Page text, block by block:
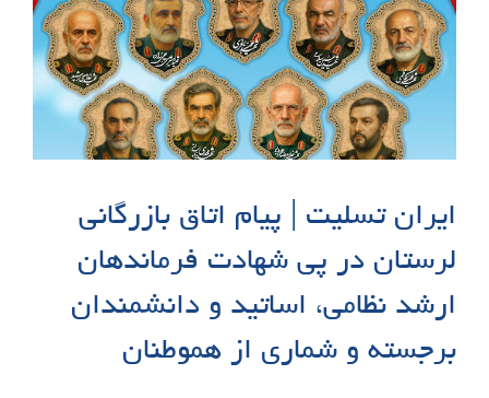
ایران تسلیت | پیام اتاق بازرگانی
لرستان در پی شهادت فرماندهان
ارشد نظامی، اساتید و دانشمندان
برجسته و شماری از هموطنان